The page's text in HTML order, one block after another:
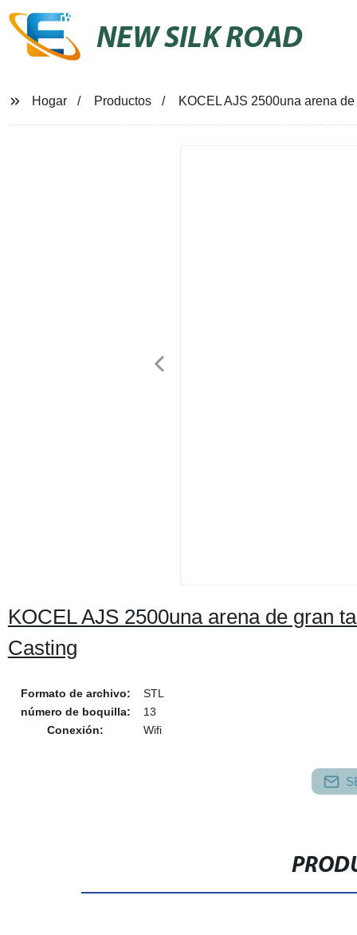
NEW SILK ROAD
Hogar Productos KOCEL AJS 2500una arena
KOCEL AJS 2500una arena de gran
Casting
Formato de archivo:
STL
número de boquilla:
13
Conexión:
Wifi